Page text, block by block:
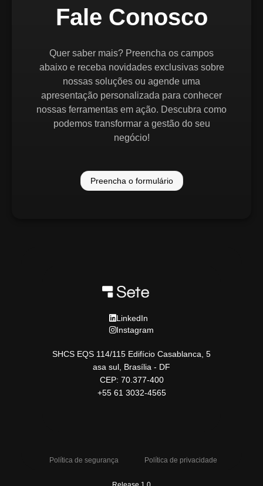
Fale Conosco
Quer saber mais? Preencha os campos
abaixo e receba novidades exclusivas sobre
nossas soluções ou agende uma
apresentação personalizada para conhecer
nossas ferramentas em ação. Descubra como
podemos transformar a gestão do seu
negócio!
Preencha o formulário
LinkedIn
Instagram
SHCS EQS 114/115 Edifício Casablanca, 5
asa sul, Brasília - DF
CEP: 70.377-400
+55 61 3032-4565
Política de segurança Política de privacidade